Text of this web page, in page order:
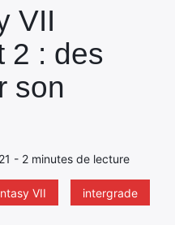
VII
2 : des
son
- 2 minutes de lecture
VII
intergrade